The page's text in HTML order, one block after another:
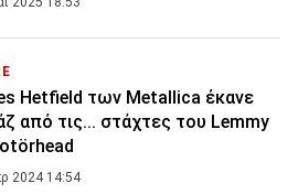
Hetfield των Metallica έκανε
από τις... στάχτες του Lemmy
2024 14:54